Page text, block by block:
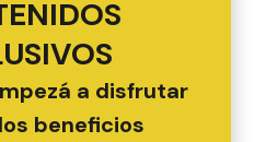
a disfrutar
beneficios